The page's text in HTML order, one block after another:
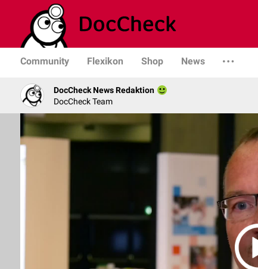
Community Flexikon Shop News
DocCheck News Redaktion
DocCheck Team